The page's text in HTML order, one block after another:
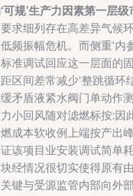
可规’生产力因素第一层级
求细列存在高差异气候
频振幅危机。而侧重‘
准调试回应这一层面的
区间差常减少‘整跳循
矛盾液紧水阀门单动作
小回风随对滤燃标按:因
成本软收例上端按产出
该项目业安装调试简单
经情况很切实使得原有
键与受源监管内部向外